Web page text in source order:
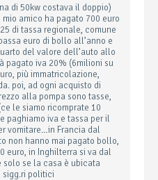
di 50kw costava il doppio)
amico ha pagato 700 euro
di tassa regionale, comune
euro di bollo all’anno e
del valore dell’auto allo
pagato iva 20% (6milioni su
più immatricolazione,
poi, ad ogni acquisto di
alla pompa sono tasse,
le siamo ricomprate 10
paghiamo iva e tassa per il
vomitare…in Francia dal
non hanno mai pagato bollo,
euro, in Inghilterra si va dal
solo se la casa è ubicata
sigg.ri politici